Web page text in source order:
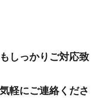
しっかりご対応致
軽にご連絡くださ